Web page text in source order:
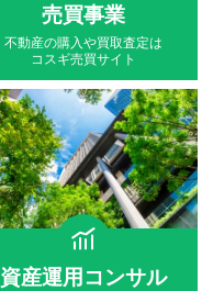
売買事業
不動産の購入や買取査定は
コスギ売買サイト
資産運用コンサル